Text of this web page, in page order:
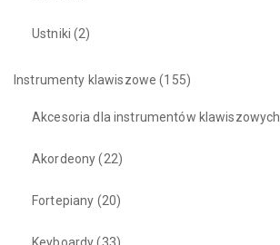
Ustniki (2)
Instrumenty klawiszowe (155)
Akcesoria dla instrumentów klawiszowych
Akordeony(22)
Fortepiany (20)
Keyboardy(33)